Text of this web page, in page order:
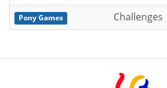
Pony Games Challenges